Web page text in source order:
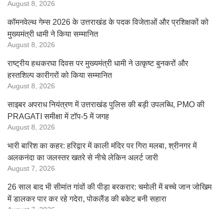
August 8, 2026
कॉमनवेल्थ गेम्स 2026 के उत्तराखंड के पदक विजेताओं और प्रशिक्षकों को
मुख्यमंत्री धामी ने किया सम्मानित
August 8, 2026
राष्ट्रीय हथकरघा दिवस पर मुख्यमंत्री धामी ने उत्कृष्ट बुनकरों और
हस्तशिल्प कारीगरों को किया सम्मानित
August 8, 2026
साइबर अपराध नियंत्रण में उत्तराखंड पुलिस की बड़ी उपलब्धि, PMO की
PRAGATI समीक्षा में टॉप-5 में जगह
August 8, 2026
भारी बारिश का कहर: हरिद्वार में काली मंदिर पर गिरा मलबा, श्रीनगर में
अलकनंदा का जलस्तर खतरे से नीचे लेकिन अलर्ट जारी
August 7, 2026
26 साल बाद भी सीमांत गांवों की पीड़ा बरकरार: चमोली में बच्चे जान जोखिम
में डालकर पार कर रहे गदेरा, पोकलैंड की बकेट बनी सहारा